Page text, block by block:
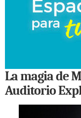
La magia de
Auditorio